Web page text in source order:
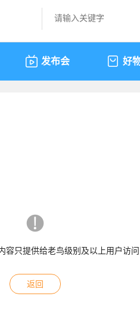
发布会 好
容只提供给老鸟级别及以上用户访问
返回